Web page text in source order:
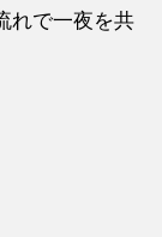
れで一夜を共